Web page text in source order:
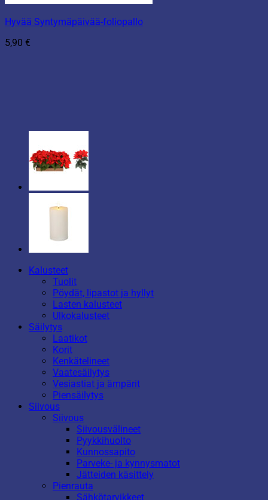
Hyvää Syntymäpäivää-foliopallo
5,90 €
Kalusteet
Tuolit
Pöydät, lipastot ja hyllyt
Lasten kalusteet
Ulkokalusteet
Säilytys
Laatikot
Korit
Kenkätelineet
Vaatesäilytys
Vesiastiat ja ämpärit
Piensäilytys
Siivous
Siivous
Siivousvälineet
Pyykkihuolto
Kunnossapito
Parveke- ja kynnysmatot
Jätteiden käsittely
Pienrauta
Sähkötarvikkeet